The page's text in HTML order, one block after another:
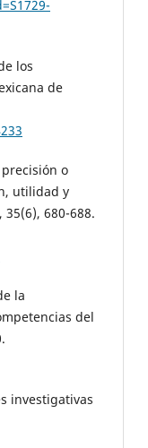
los
de
o
utilidad y
680-688.
la
del
investigativas